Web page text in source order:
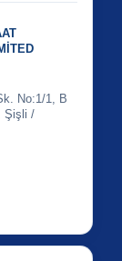
No:1/1, B
Şişli /